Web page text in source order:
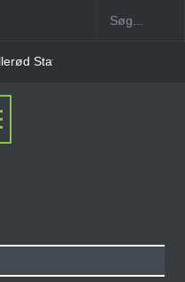
Station